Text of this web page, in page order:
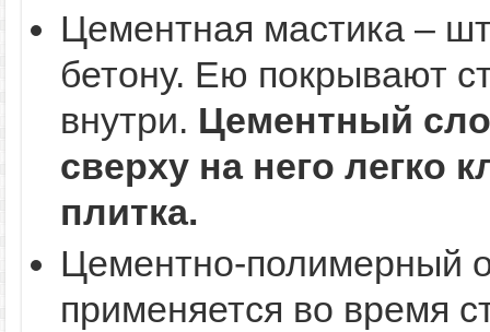
Цементная мастика –
бетону. Ею покрывают
внутри. Цементный
сверху на него легко
плитка.
Цементно-полимерный
применяется во время